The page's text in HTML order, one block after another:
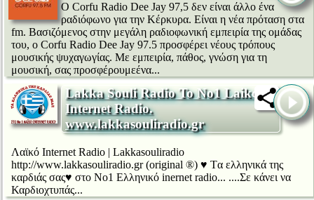
Ο Corfu Radio Dee Jay 97,5 δεν είναι άλλο ένα
ραδιόφωνο για την Κέρκυρα. Είναι η νέα πρόταση στα
fm. Βασιζόμενος στην μεγάλη ραδιοφωνική εμπειρία της ομάδας
του, ο Corfu Radio Dee Jay 97.5 προσφέρει νέους τρόπους
μουσικής ψυχαγωγίας. Με εμπειρία, πάθος, γνώση για τη
μουσική, σας προσφέρουμεένα...
Lakka Souli Radio To No1 Laiko
Internet Radio.
www.lakkasouliradio.gr
Λαϊκό Internet Radio | Lakkasouliradio
http://www.lakkasouliradio.gr (original ®) ♥ Tα ελληνικά της
καρδιάς σας♥ στο Νο1 Ελληνικό inernet radio... ....Σε κάνει να
Καρδιοχτυπάς...